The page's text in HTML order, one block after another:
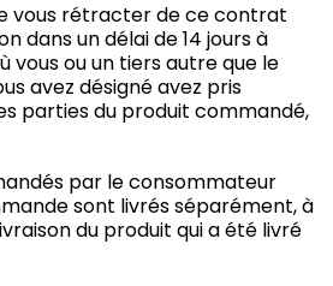
vous rétracter de ce contrat
dans un délai de 14 jours à
vous ou un tiers autre que le
avez désigné avez pris
parties du produit commandé,
par le consommateur
sont livrés séparément, à
du produit qui a été livré